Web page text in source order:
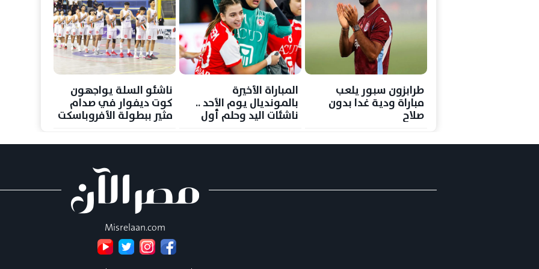
طرابزون سبور يلعب
مباراة ودية غدا بدون
صلاح
المباراة الأخيرة
بالمونديال يوم الأحد ..
ناشئات اليد وحلم أول
ناشئو السلة يواجهون
كوت ديفوار في صدام
مثير ببطولة الأفروباسكت
Misrelaan.com